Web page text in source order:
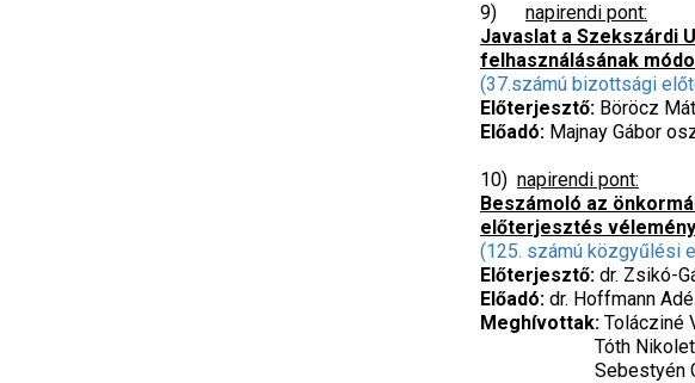
9) napirendi pont:
Javaslat a Szekszárdi
felhasználásának
(37.számú bizottsági
Előterjesztő: Böröcz
Előadó: Majnay Gábor
10) napirendi pont:
Beszámoló az
előterjesztés
(125. számú közgyűlési
Előterjesztő: dr. Zsikó-
Előadó: dr. Hoffmann
Meghívottak: Tolácziné
Tóth Nikolett
Sebestyén